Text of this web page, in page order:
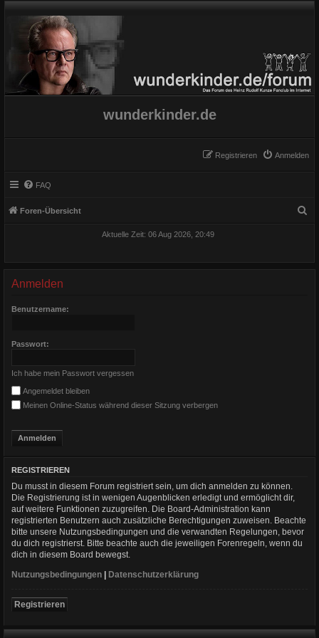
wunderkinder.de
Anmelden
Registrieren
FAQ
Foren-Übersicht
Aktuelle Zeit: 06 Aug 2026, 20:49
Anmelden
Benutzername:
Passwort:
Ich habe mein Passwort vergessen
Angemeldet bleiben
Meinen Online-Status während dieser Sitzung verbergen
REGISTRIEREN
Du musst in diesem Forum registriert sein, um dich anmelden zu können.
Die Registrierung ist in wenigen Augenblicken erledigt und ermöglicht dir,
auf weitere Funktionen zuzugreifen. Die Board-Administration kann
registrierten Benutzern auch zusätzliche Berechtigungen zuweisen. Beachte
bitte unsere Nutzungsbedingungen und die verwandten Regelungen, bevor
du dich registrierst. Bitte beachte auch die jeweiligen Forenregeln, wenn du
dich in diesem Board bewegst.
Nutzungsbedingungen
Datenschutzerklärung
Registrieren